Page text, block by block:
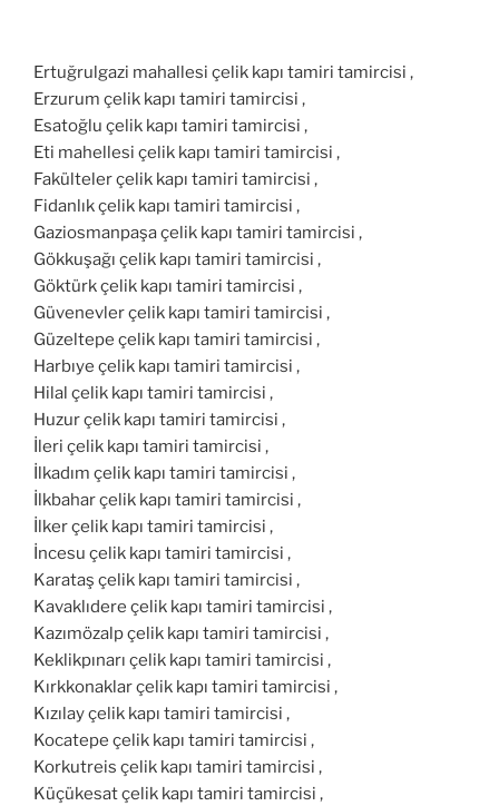
Ertuğrulgazi mahallesi çelik kapı tamiri tamircisi ,
Erzurum çelik kapı tamiri tamircisi ,
Esatoğlu çelik kapı tamiri tamircisi ,
Eti mahellesi çelik kapı tamiri tamircisi ,
Fakülteler çelik kapı tamiri tamircisi ,
Fidanlık çelik kapı tamiri tamircisi ,
Gaziosmanpaşa çelik kapı tamiri tamircisi ,
Gökkuşağı çelik kapı tamiri tamircisi ,
Göktürk çelik kapı tamiri tamircisi ,
Güvenevler çelik kapı tamiri tamircisi ,
Güzeltepe çelik kapı tamiri tamircisi ,
Harbıye çelik kapı tamiri tamircisi ,
Hilal çelik kapı tamiri tamircisi ,
Huzur çelik kapı tamiri tamircisi ,
İleri çelik kapı tamiri tamircisi ,
İlkadım çelik kapı tamiri tamircisi ,
İlkbahar çelik kapı tamiri tamircisi ,
İlker çelik kapı tamiri tamircisi ,
İncesu çelik kapı tamiri tamircisi ,
Karataş çelik kapı tamiri tamircisi ,
Kavaklıdere çelik kapı tamiri tamircisi ,
Kazımözalp çelik kapı tamiri tamircisi ,
Keklikpınarı çelik kapı tamiri tamircisi ,
Kırkkonaklar çelik kapı tamiri tamircisi ,
Kızılay çelik kapı tamiri tamircisi ,
Kocatepe çelik kapı tamiri tamircisi ,
Korkutreis çelik kapı tamiri tamircisi ,
Küçükesat çelik kapı tamiri tamircisi ,